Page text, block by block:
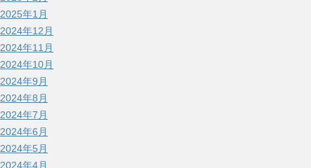
2025年1月
2024年12月
2024年11月
2024年10月
2024年9月
2024年8月
2024年7月
2024年6月
2024年5月
2024年4月